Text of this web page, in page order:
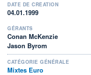
DATE DE CRÉATION
04.01.1999
GÉRANTS
Conan McKenzie
Jason Byrom
CATÉGORIE GÉNÉRALE
Mixtes Euro